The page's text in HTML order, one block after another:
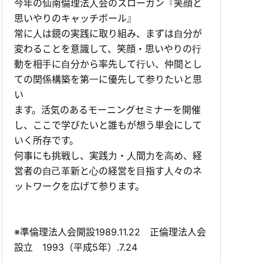
今年の仙南倫理法⼈会のスローガン『笑顔と
思いやりのキャッチボール』
常に⼈は鏡の実践に取り組み、まずは⾃分が
変わることを意識して、笑顔・思いやりの⾏
動を相⼿に⾃分から率先して⾏い、仲間とし
ての関係構築を第⼀に優先して参りたいと思
い
ます。活気のあるモーニングセミナーを開催
し、ここで学びたいと誰もが想う単会にして
いく所存です。
何事にも挑戦し、実践⼒・⼈間⼒を⾼め、経
営者の⾃⼰⾰新と⼼の経営を⽬指す⼈々のネ
ットワークを広げて参ります。
※準倫理法人会開設1989.11.22 正倫理法人会
設立 1993（平成5年）.7.24